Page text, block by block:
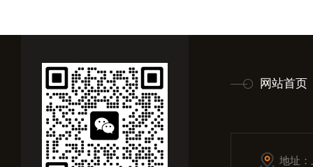
网站首页
地址